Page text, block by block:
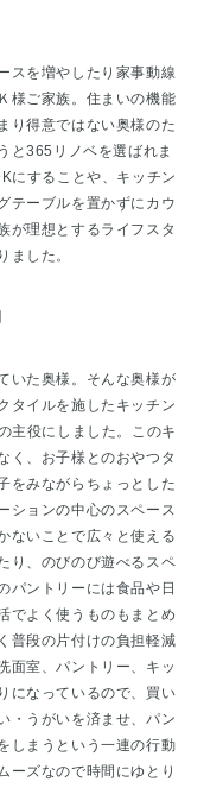
スを増やしたり家事動線
様ご家族。住まいの機能
り得意ではない奥様のた
と365リノベを選ばれま
にすることや、キッチン
テーブルを置かずにカウ
が理想とするライフスタ
ました。
いた奥様。そんな奥様が
タイルを施したキッチン
主役にしました。このキ
く、お子様とのおやつタ
をみながらちょっとした
ションの中心のスペース
ないことで広々と使える
り、のびのび遊べるスペ
パントリーには食品や日
でよく使うものもまとめ
普段の片付けの負担軽減
面室、パントリー、キッ
になっているので、買い
・うがいを済ませ、パン
しまうという一連の行動
ーズなので時間にゆとり